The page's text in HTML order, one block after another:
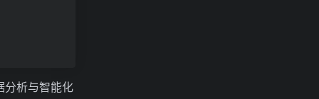
分析与智能化